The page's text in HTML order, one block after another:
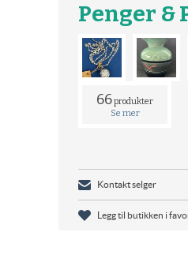
Penger &
66produkter
Se mer
Kontakt selger
Legg til butikken i